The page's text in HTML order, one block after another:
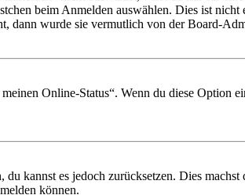
beim Anmelden auswählen. Dies ist
dann wurde sie vermutlich von der Board-
Online-Status“. Wenn du diese Option
kannst es jedoch zurücksetzen. Dies
können.